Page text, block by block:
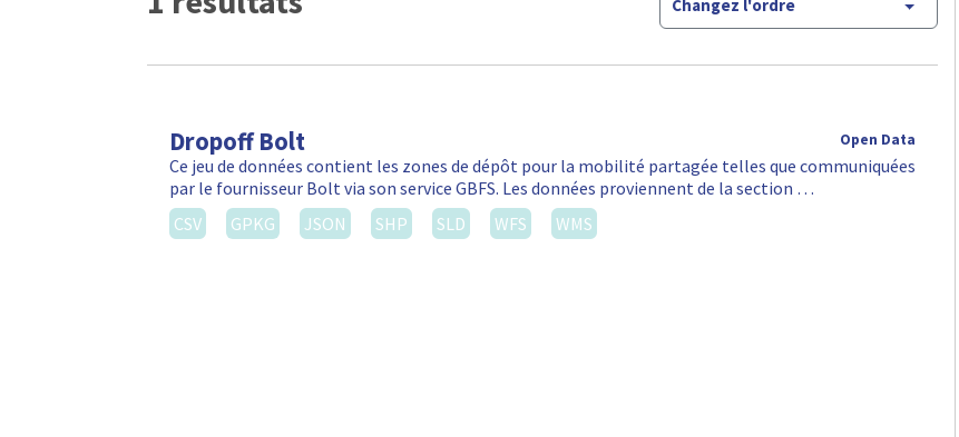
Changez l'ordre
Dropoff Bolt Open Data
Ce jeu de données contient les zones de dépôt pour la mobilité partagée telles que communiquées
par le fournisseur Bolt via son service GBFS. Les données proviennent de la section …
CSV
GPKG JSON SHP SLD WFS WMS